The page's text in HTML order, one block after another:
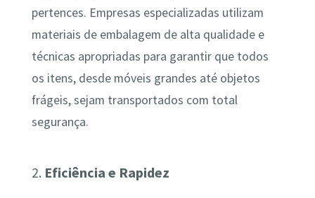
pertences. Empresas especializadas utilizam
materiais de embalagem de alta qualidade e
técnicas apropriadas para garantir que todos
os itens, desde móveis grandes até objetos
frágeis, sejam transportados com total
segurança.
2. Eficiência e Rapidez